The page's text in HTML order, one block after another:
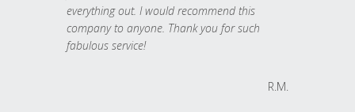
everything out. I would recommend this
company to anyone. Thank you for such
fabulous service!
R.M.